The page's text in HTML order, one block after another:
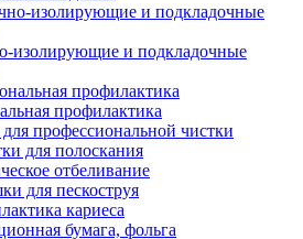
изолирующие и подкладочные
профилактика
профессиональной чистки
для полоскания
отбеливание
для пескоструя
кариеса